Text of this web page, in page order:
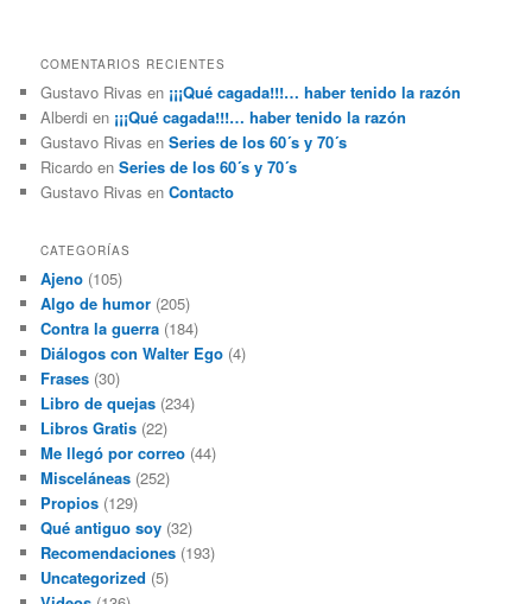
COMENTARIOS RECIENTES
Gustavo Rivas en ¡¡¡Qué cagada!!!… haber tenido la razón
Alberdi en ¡¡¡Qué cagada!!!… haber tenido la razón
Gustavo Rivas enSeries de los 60´s y 70´s
Ricardo enSeries de los 60´s y 70´s
Gustavo Rivas enContacto
CATEGORÍAS
Ajeno (105)
Algo de humor (205)
Contra la guerra (184)
Diálogos con Walter Ego (4)
Frases (30)
Libro de quejas (234)
Libros Gratis (22)
Me llegó por correo (44)
Misceláneas (252)
Propios (129)
Qué antiguo soy (32)
Recomendaciones (193)
Uncategorized (5)